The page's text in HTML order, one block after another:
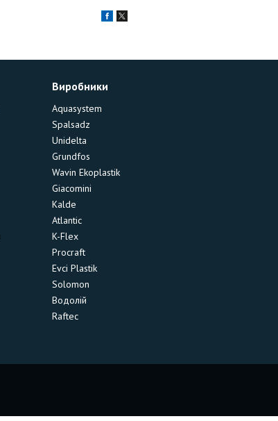
Виробники
Aquasystem
Spalsadz
Unidelta
Grundfos
Wavin Ekoplastik
Giacomini
Kalde
Atlantic
K-Flex
Procraft
Evci Plastik
Solomon
Водолій
Raftec